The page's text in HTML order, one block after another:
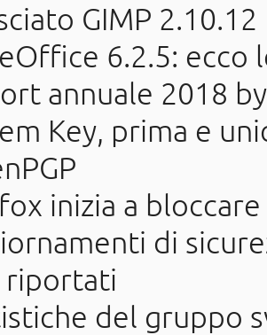
GIMP 2.10.12
6.2.5: ecco
annuale 2018
Key, prima e
inizia a
di
riportati
del gruppo